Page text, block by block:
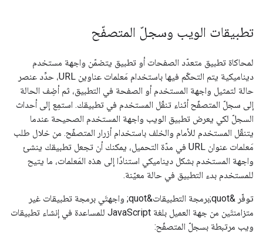
تطبيقات الويب وسجلّ المتصفّح
لمحاكاة تطبيق متعدّد الصفحات أو تطبيق يتضمّن واجهة مستخدم
ديناميكية يتم التحكّم فيها باستخدام مَعلمات عناوين URL، حدِّد عنصر
حالة لتمثيل واجهة المستخدم أو الصفحة في التطبيق، ثم أضِف الحالة
إلى سجلّ المتصفّح أثناء تنقّل المستخدم في تطبيقك. استمِع إلى أحداث
السجلّ لكي يعرض تطبيق الويب واجهة المستخدم الصحيحة عندما
يتنقّل المستخدم للأمام والخلف باستخدام أزرار المتصفّح. من خلال طلب
مَعلمات عنوان URL في مدّة التحميل، يمكنك أن تجعل تطبيقك ينشئ
واجهة المستخدم بشكل ديناميكي استنادًا إلى هذه المَعلمات، ما يتيح
للمستخدم بدء التطبيق في حالة معيّنة.
توفّر &quot;برمجة التطبيقات&quot; واجهتَي برمجة تطبيقات غير
متزامنتَين من جهة العميل بلغة JavaScript للمساعدة في إنشاء تطبيقات
ويب مرتبطة بسجلّ المتصفّح: